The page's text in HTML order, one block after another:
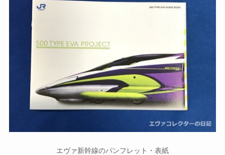
エヴァ新幹線のパンフレット・表紙